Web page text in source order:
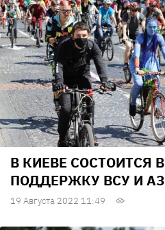
В КИЕВЕ СОСТОИТСЯ
ПОДДЕРЖКУ ВСУ И
19 Августа 2022 11:49